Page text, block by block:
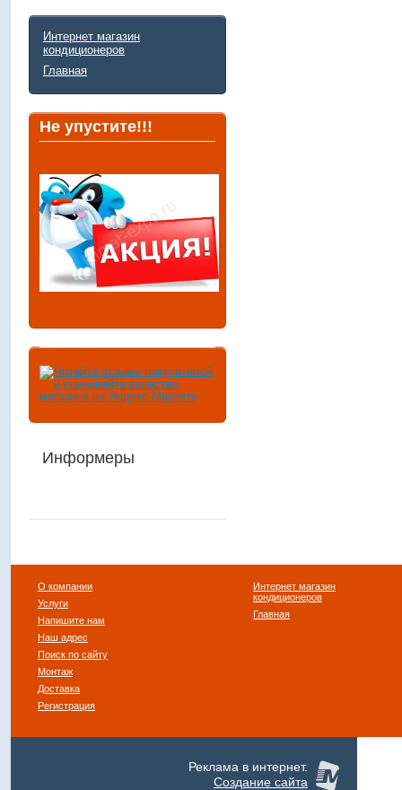
Интернет магазин
кондиционеров
Главная
Не упустите!!!
Информеры
О компании
Услуги
Напишите нам
Наш адрес
Поиск по сайту
Монтаж
Доставка
Регистрация
Интернет магазин
кондиционеров
Главная
Реклама в интернет.
Создание сайта